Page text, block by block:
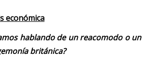
económica
hablando de un reacomodo o un
británica?